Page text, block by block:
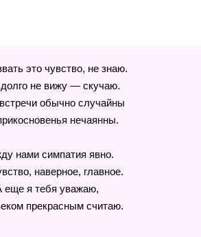
это чувство, не знаю.
не вижу — скучаю.
обычно случайны
нечаянны.
нами симпатия явно.
наверное, главное.
еще я тебя уважаю,
прекрасным считаю.